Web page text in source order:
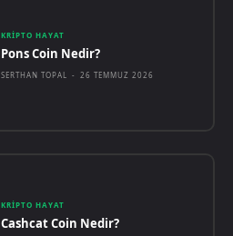
KRIPTO HAYAT
Pons Coin Nedir?
SERTHAN TOPAL - 26 TEMMUZ 2026
KRIPTO HAYAT
Cashcat Coin Nedir?